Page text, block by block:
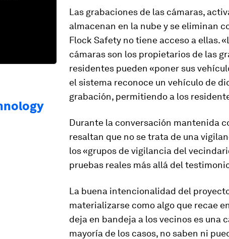
Las grabaciones de las cámaras,
almacenan en la nube y se eliminan
Flock Safety no tiene acceso a ellas.
cámaras son los propietarios de las
residentes pueden «poner sus
el sistema reconoce un vehículo de
grabación, permitiendo a los
Durante la conversación mantenida
resaltan que no se trata de una
los «grupos de vigilancia del
pruebas reales más allá del
La buena intencionalidad del
materializarse como algo que recae
deja en bandeja a los vecinos es una
mayoría de los casos, no saben ni